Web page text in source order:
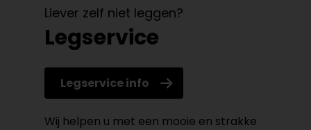
Liever zelf niet leggen?
Legservice
Legservice info
Wij helpen u met een mooie en strakke